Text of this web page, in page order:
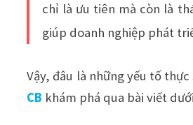
chỉ là ưu tiên mà còn là
giúp doanh nghiệp phát
Vậy, đâu là những yếu tố
CB khám phá qua bài viết